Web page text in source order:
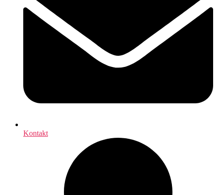
Kontakt